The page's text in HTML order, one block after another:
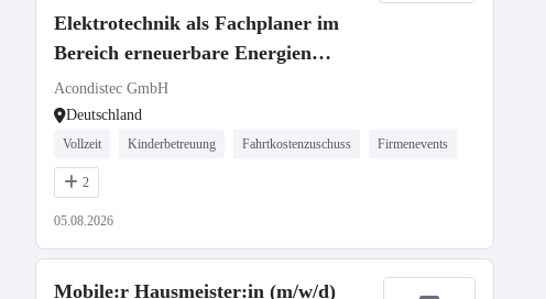
Elektrotechnik als Fachplaner im
Bereich erneuerbare Energien
(m/w/d)
Acondistec GmbH
Deutschland
Vollzeit Kinderbetreuung Fahrtkostenzuschuss Firmenevents
2
05.08.2026
Mobile:r Hausmeister:in (m/w/d)